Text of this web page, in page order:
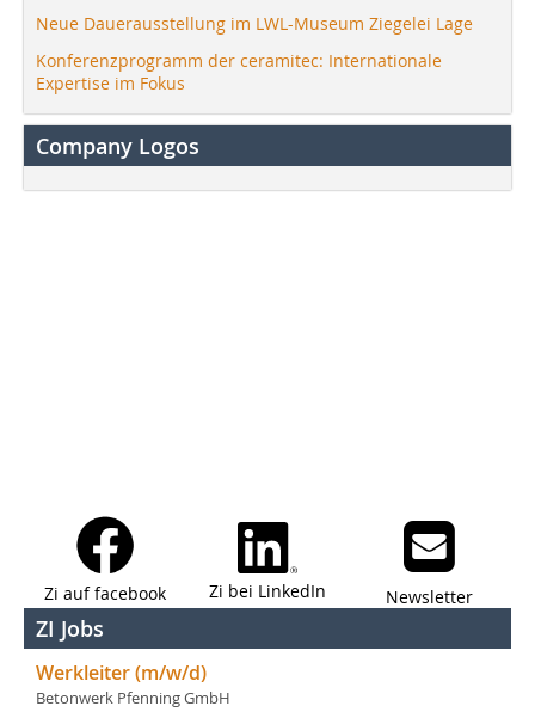
Neue Dauerausstellung im LWL-Museum Ziegelei Lage
Konferenzprogramm der ceramitec: Internationale
Expertise im Fokus
Company Logos
Zi auf facebook Zi bei LinkedIn Newsletter
ZI Jobs
Werkleiter (m/w/d)
Betonwerk Pfenning GmbH